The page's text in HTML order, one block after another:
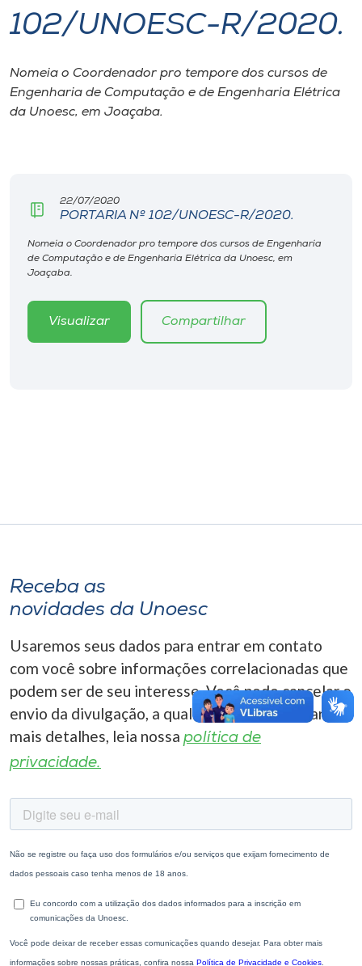
I.nova
Diplomados
Editora
Rádio
o idioma
A-
102/UNOESC-R/2020.
Nomeia o Coordenador pro tempore dos cursos de
Engenharia de Computação e de Engenharia Elétrica
da Unoesc, em Joaçaba.
22/07/2020
PORTARIA Nº 102/UNOESC-R/2020.
Nomeia o Coordenador pro tempore dos cursos de Engenharia
de Computação e de Engenharia Elétrica da Unoesc, em
Joaçaba.
Visualizar Compartilhar
Receba as
novidades da Unoesc
Usaremos seus dados para entrar em contato
com você sobre informações correlacionadas que
podem ser de seu interesse. Você pode cancelar o
envio da divulgação, a qualquer momento. Para
mais detalhes, leia nossa política de
privacidade.